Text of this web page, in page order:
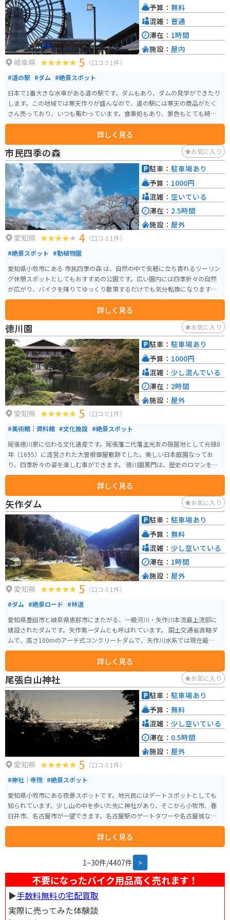
岐阜県 5 （口コミ1件）
#道の駅 #ダム #絶景スポット
日本で1番大きな水車がある道の駅です。ダムもあり、ダムの見学ができたり
します。この地域では寒天作りが盛んなので、道の駅には寒天の商品がたく
さん売っており、いつも賑わっています。食事処もあり、景色もとても綺麗
なので特に紅葉の時期はライダーがたくさん集まってきます。
詳しく見る
予算： 無料
混雑： 普通
滞在： 1時間
施設： 屋内
市民四季の森 お気に入り
愛知県 4 （口コミ1件）
#絶景スポット #動植物園
愛知県小牧市にある 市民四季の森 は、自然の中で気軽に立ち寄れるツーリン
グ休憩スポットとしてもおすすめの公園です。広い園内には四季折々の自然
が広がり、バイクを降りてゆっくり散策するだけでも気分転換になります。
園内には斜面を勢いよく滑る「ソリスベリの丘」や大型遊具がある広場、パ
ークゴルフ場などがあり、休日には家族連れでにぎわいます。動物と触れ合
えるエリアもあり、のんびりとした雰囲気の中でリフレッシュできるのも魅
力です。 ツーリングの途中に立ち寄れば、木々に囲まれた遊歩道を歩いた
り、ベンチで休憩しながら自然を楽しんだりと、ライディングの合間のリラ
ックスタイムにぴったり。都市近郊にありながら自然を感じられる、ちょっ
とした寄り道に最適なスポットです。
詳しく見る
駐車： 駐車場あり
予算： 1000円
混雑： 空いている
滞在： 2.5時間
施設： 屋外
徳川園 お気に入り
愛知県 5 （口コミ1件）
#美術館｜資料館 #文化施設 #絶景スポット
尾張徳川家に伝わる文化遺産です。尾張藩二代藩主光友の隠居地として元禄8
年（1695）に造営された大曽根御屋敷跡でした。美しい日本庭園なってお
り、四季折々の姿を楽しむ事ができます。 徳川園黒門は、歴史のロマンを感
じます。隣接して、国宝の源氏物語絵巻を展示している徳川美術館もありま
詳しく見る
駐車： 駐車場あり
予算： 1000円
混雑： 少し混んでいる
滞在： 2時間
施設： 屋外
矢作ダム お気に入り
愛知県 5 （口コミ1件）
#ダム #絶景ロード #林道
愛知県豊田市と岐阜県恵那市にまたがる、一級河川・矢作川本流最上流部に
建設されたダムです。矢作第一ダムとも呼ばれています。 国土交通省直轄ダ
ムで、高さ100mのアーチ式コンクリートダムで、矢作川水系では現在最大の
規模を誇っています。ダムによって形成された人造湖は奥矢作湖（おくやは
ぎこ）と命名されており、愛知高原国定公園に指定されています。
詳しく見る
駐車： 駐車場あり
予算： 無料
混雑： 少し空いている
滞在： 1時間
施設： 屋外
尾張白山神社 お気に入り
愛知県 5 （口コミ1件）
#神社｜寺院 #絶景スポット
愛知県小牧市にある夜景スポットです。地元民にはデートスポットとしても
知られています。少し山の中を歩いた先に神社があり、そこから小牧市、春
日井市、名古屋市が一望できます。名古屋駅のゲートタワーや名古屋城など
が見えます。人が少ないため、ゆっくり夜景を楽しみたい人にオススメです。
詳しく見る
駐車： 駐車場あり
予算： 無料
混雑： 少し空いている
滞在： 0.5時間
施設： 屋外
1~30件/4407件 >
不要になったバイク用品高く売れます！
▶︎手数料無料の宅配買取
実際に売ってみた体験談